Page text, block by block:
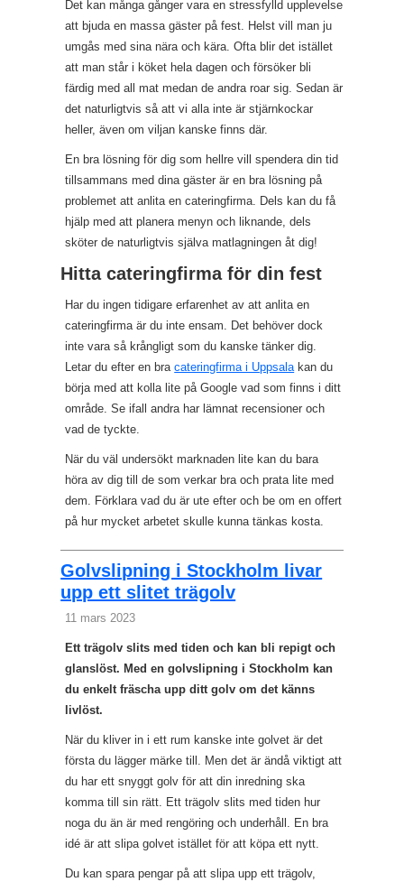
Det kan många gånger vara en stressfylld upplevelse
att bjuda en massa gäster på fest. Helst vill man ju
umgås med sina nära och kära. Ofta blir det istället
att man står i köket hela dagen och försöker bli
färdig med all mat medan de andra roar sig. Sedan är
det naturligtvis så att vi alla inte är stjärnkockar
heller, även om viljan kanske finns där.
En bra lösning för dig som hellre vill spendera din tid
tillsammans med dina gäster är en bra lösning på
problemet att anlita en cateringfirma. Dels kan du få
hjälp med att planera menyn och liknande, dels
sköter de naturligtvis själva matlagningen åt dig!
Hitta cateringfirma för din fest
Har du ingen tidigare erfarenhet av att anlita en
cateringfirma är du inte ensam. Det behöver dock
inte vara så krångligt som du kanske tänker dig.
Letar du efter en bracateringfirma i Uppsalakan du
börja med att kolla lite på Google vad som finns i ditt
område. Se ifall andra har lämnat recensioner och
vad de tyckte.
När du väl undersökt marknaden lite kan du bara
höra av dig till de som verkar bra och prata lite med
dem. Förklara vad du är ute efter och be om en offert
på hur mycket arbetet skulle kunna tänkas kosta.
Golvslipning i Stockholm livar
upp ett slitet trägolv
11 mars 2023
Ett trägolv slits med tiden och kan bli repigt och
glanslöst. Med en golvslipning i Stockholm kan
du enkelt fräscha upp ditt golv om det känns
livlöst.
När du kliver in i ett rum kanske inte golvet är det
första du lägger märke till. Men det är ändå viktigt att
du har ett snyggt golv för att din inredning ska
komma till sin rätt. Ett trägolv slits med tiden hur
noga du än är med rengöring och underhåll. En bra
idé är att slipa golvet istället för att köpa ett nytt.
Du kan spara pengar på att slipa upp ett trägolv,